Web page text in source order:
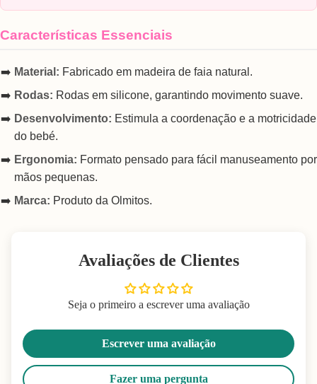
Características Essenciais
Material: Fabricado em madeira de faia natural.
Rodas: Rodas em silicone, garantindo movimento suave.
Desenvolvimento: Estimula a coordenação e a motricidade
do bebé.
Ergonomia: Formato pensado para fácil manuseamento por
mãos pequenas.
Marca: Produto da Olmitos.
Avaliações de Clientes
Seja o primeiro a escrever uma avaliação
Escrever uma avaliação
Fazer uma pergunta